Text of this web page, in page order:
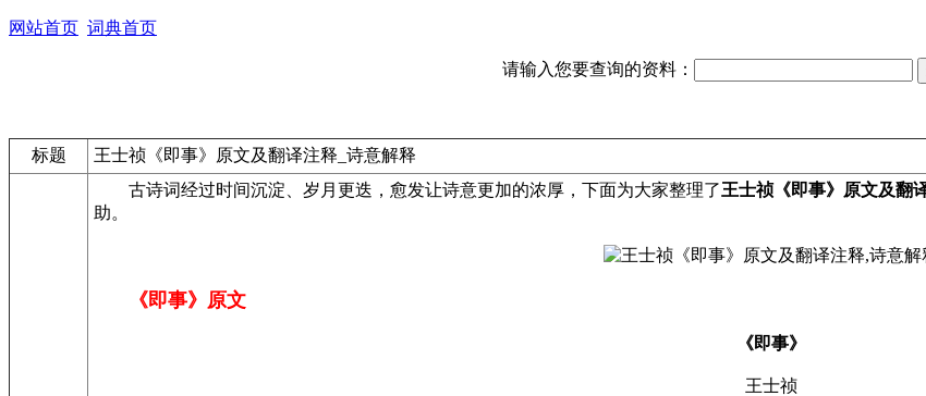
网站首页 词典首页
请输入您要查询的资料：
标题 王士祯《即事》原文及翻译注释_诗意解释
古诗词经过时间沉淀、岁月更迭，愈发让诗意更加的浓厚，下面为大家整理了王士祯《即事》原文及翻
助。
《即事》原文
《即事》
王士祯